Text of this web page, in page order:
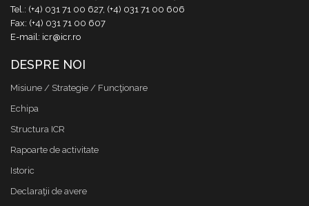
Tel.: (+4) 031 71 00 627, (+4) 031 71 00 606
Fax: (+4) 031 71 00 607
E-mail: icr@icr.ro
DESPRE NOI
Misiune / Strategie / Funcţionare
Echipa
Structura ICR
Rapoarte de activitate
Istoric
Declaraţii de avere